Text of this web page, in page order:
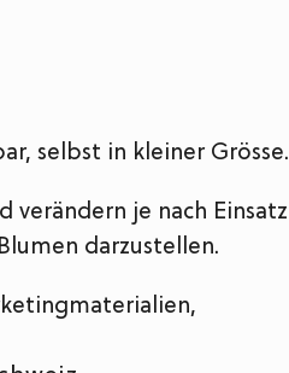
selbst in kleiner Grösse.
verändern je nach Einsatz
darzustellen.